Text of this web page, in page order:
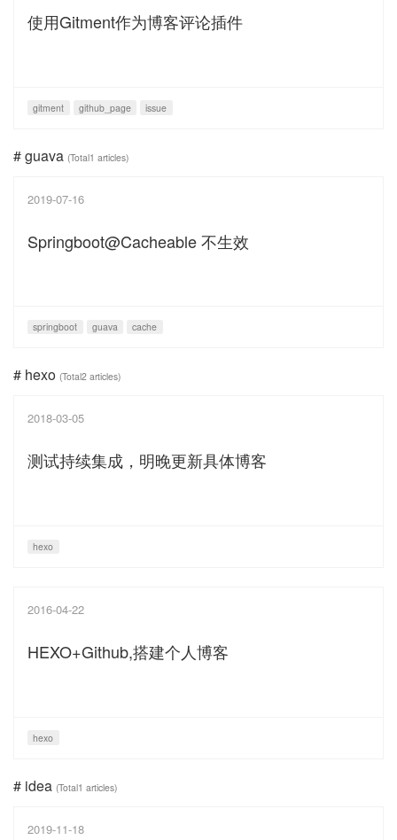
使用Gitment作为博客评论插件
gitment github_page issue
# guava (Total1 articles)
2019-07-16
Springboot@Cacheable 不生效
springboot guava cache
# hexo (Total2 articles)
2018-03-05
测试持续集成，明晚更新具体博客
hexo
2016-04-22
HEXO+Github,搭建个人博客
hexo
# idea (Total1 articles)
2019-11-18